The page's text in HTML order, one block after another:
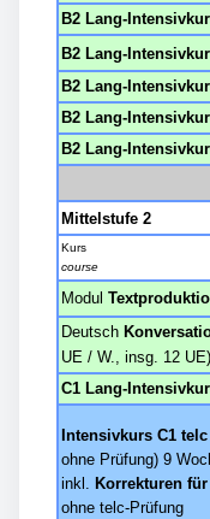
B2 Lang-
B2 Lang-
B2 Lang-
B2 Lang-
B2 Lang-
Mittelstufe 2
Kurs
course
Modul
Deutsch
UE / W., insg. 12 UE)
C1 Lang-
Intensivkurs C1 telc
ohne Prüfung) 9
inkl. Korrekturen
ohne telc-Prüfung